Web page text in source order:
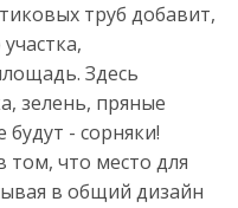
труб добавит,
Здесь
зелень, пряные
- сорняки!
том, что место для
в общий дизайн